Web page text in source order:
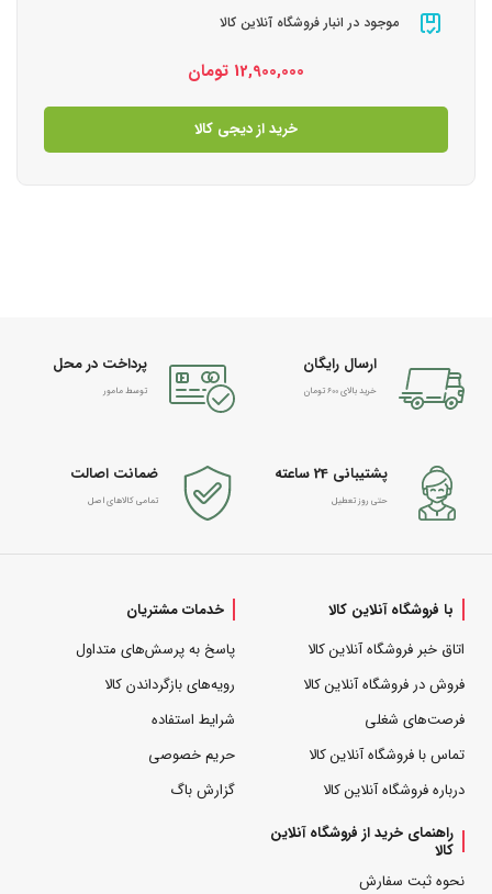
موجود در انبار فروشگاه آنلاین کالا
12,900,000 تومان
خرید از دیجی کالا
ارسال رایگان
خرید بالای 600 تومان
پرداخت در محل
توسط مامور
پشتیبانی 24 ساعته
حتی روز تعطیل
ضمانت اصالت
تمامی کالاهای اصل
با فروشگاه آنلاین کالا
اتاق خبر فروشگاه آنلاین کالا
فروش در فروشگاه آنلاین کالا
فرصت‌های شغلی
تماس با فروشگاه آنلاین کالا
درباره فروشگاه آنلاین کالا
خدمات مشتریان
پاسخ به پرسش‌های متداول
رویه‌های بازگرداندن کالا
شرایط استفاده
حریم خصوصی
گزارش باگ
راهنمای خرید از فروشگاه آنلاین
کالا
نحوه ثبت سفارش